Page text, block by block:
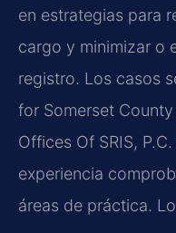
en estrategias para
cargo y minimizar o
registro. Los casos
for Somerset
Offices Of SRIS,
experiencia
áreas de práctica.